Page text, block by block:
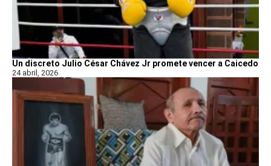
Un discreto Julio César Chávez Jr promete vencer a Caicedo
24 abril, 2026